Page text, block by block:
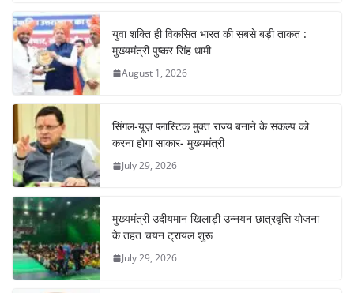
युवा शक्ति ही विकसित भारत की सबसे बड़ी ताकत :
मुख्यमंत्री पुष्कर सिंह धामी
August 1, 2026
सिंगल-यूज़ प्लास्टिक मुक्त राज्य बनाने के संकल्प को
करना होगा साकार- मुख्यमंत्री
July 29, 2026
मुख्यमंत्री उदीयमान खिलाड़ी उन्नयन छात्रवृत्ति योजना
के तहत चयन ट्रायल शुरू
July 29, 2026